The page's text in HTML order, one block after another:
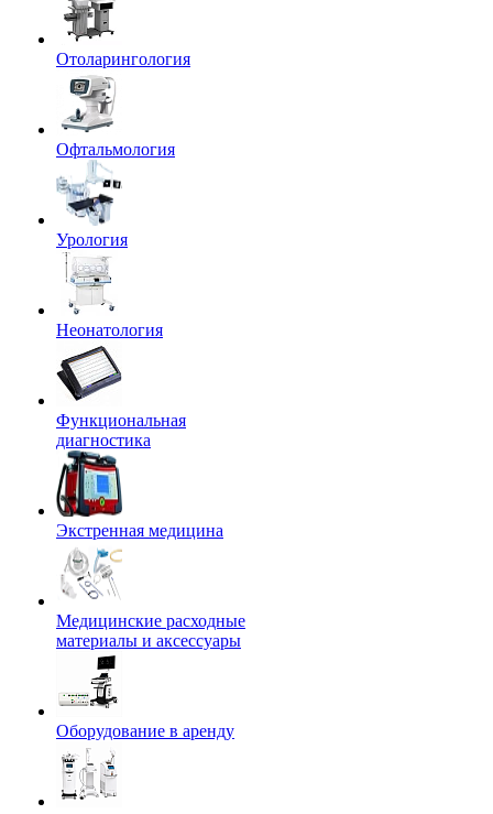
Отоларингология
Офтальмология
Урология
Неонатология
Функциональная
диагностика
Экстренная медицина
Медицинские расходные
материалы и аксессуары
Оборудование в аренду